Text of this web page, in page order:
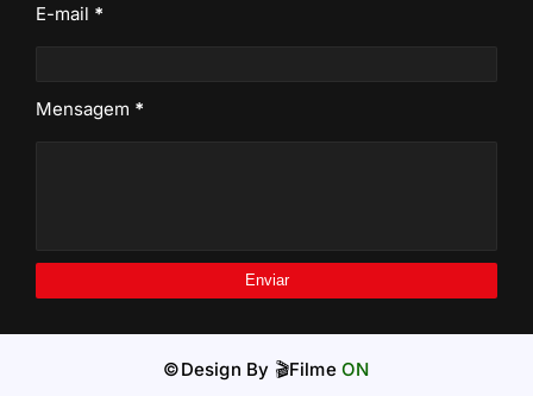
E-mail *
Mensagem *
©Design By 🎬Filme ON